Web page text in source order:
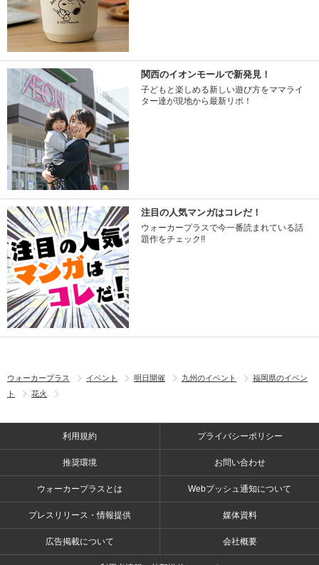
関西のイオンモールで新発見！
子どもと楽しめる新しい遊び方をママライ
ター達が現地から最新リポ！
注目の人気マンガはコレだ！
ウォーカープラスで今一番読まれている話
題作をチェック!!
ウォーカープラス イベント 明日開催 九州のイベント
福岡県のイベン
ト
花火
利用規約 プライバシーポリシー
推奨環境 お問い合わせ
ウォーカープラスとは Webプッシュ通知について
プレスリリース・情報提供 媒体資料
広告掲載について 会社概要